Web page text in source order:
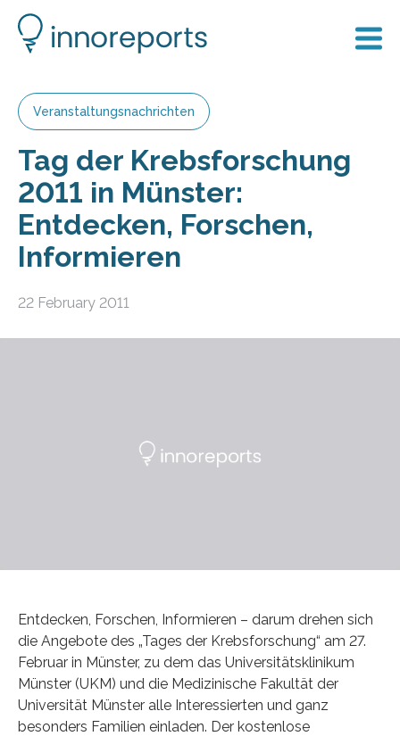
Veranstaltungsnachrichten
Tag der Krebsforschung
2011 in Münster:
Entdecken, Forschen,
Informieren
22 February 2011
Entdecken, Forschen, Informieren – darum drehen sich
die Angebote des „Tages der Krebsforschung“ am 27.
Februar in Münster, zu dem das Universitätsklinikum
Münster (UKM) und die Medizinische Fakultät der
Universität Münster alle Interessierten und ganz
besonders Familien einladen. Der kostenlose